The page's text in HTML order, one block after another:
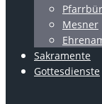
Mesner
Sakramente
Gottesdienste